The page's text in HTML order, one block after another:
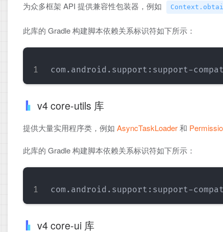
为众多框架 API 提供兼容性包装器，例如
此库的 Gradle 构建脚本依赖关系标识符如下所示：
v4 core-utils 库
提供大量实用程序类，例如 AsyncTaskLoader和
此库的 Gradle 构建脚本依赖关系标识符如下所示：
v4 core-ui 库